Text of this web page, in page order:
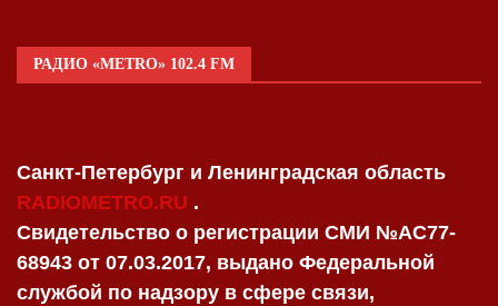
РАДИО «METRO» 102.4 FM
Санкт-Петербург и Ленинградская область
RADIOMETRO.RU .
Свидетельство о регистрации СМИ №AC77-
68943 от 07.03.2017, выдано Федеральной
службой по надзору в сфере связи,